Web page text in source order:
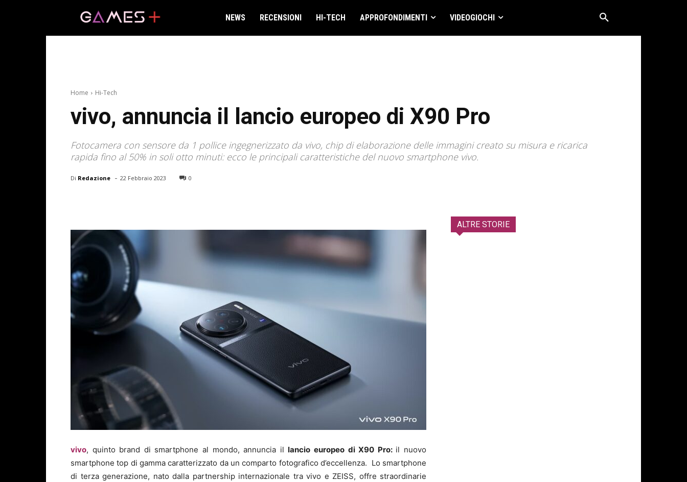
NEWS RECENSIONI HI-TECH APPROFONDIMENTI VIDEOGIOCHI
Home Hi-Tech
vivo, annuncia il lancio europeo di X90 Pro
Fotocamera con sensore da 1 pollice ingegnerizzato da vivo, chip di elaborazione delle immagini creato su misura e ricarica
rapida fino al 50% in soli otto minuti: ecco le principali caratteristiche del nuovo smartphone vivo.
Di Redazione - 22 Febbraio 2023 0
vivo, quinto brand di smartphone al mondo, annuncia illancio europeo di X90 Pro: il nuovo
smartphone top di gamma caratterizzato da un comparto fotografico d’eccellenza. Lo smartphone
di terza generazione, nato dalla partnership internazionale tra vivo e ZEISS, offre straordinarie
ALTRE STORIE